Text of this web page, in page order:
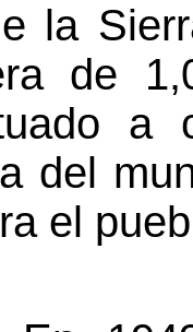
la
de
a
del
el